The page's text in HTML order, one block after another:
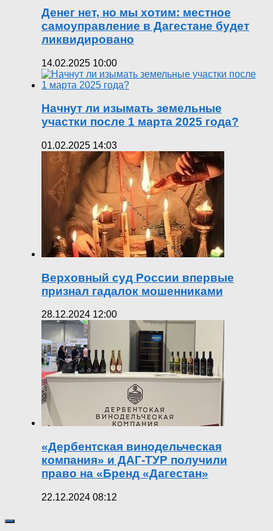
Денег нет, но мы хотим: местное
самоуправление в Дагестане будет
ликвидировано
14.02.2025 10:00
Начнут ли изымать земельные
участки после 1 марта 2025 года?
01.02.2025 14:03
Верховный суд России впервые
признал гадалок мошенниками
28.12.2024 12:00
«Дербентская винодельческая
компания» и ДАГ-ТУР получили
право на «Бренд «Дагестан»
22.12.2024 08:12